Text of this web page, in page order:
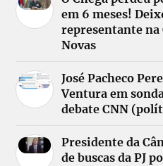
em 6 meses!
representante na
Novas
José Pacheco
Ventura em
debate CNN
Presidente da
de buscas da PJ